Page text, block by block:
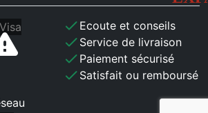
check Ecoute et conseils
check Service de livraison
check Paiement sécurisé
check Satisfait ou remboursé